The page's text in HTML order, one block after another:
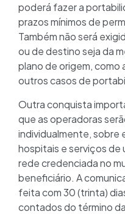
poderá fazer a
prazos mínimos de
Também não será
ou de destino seja da
plano de origem,
outros casos de
Outra conquista
que as operadoras
individualmente, sobre
hospitais e serviços de
rede credenciada no
beneficiário. A
feita com 30 (trinta)
contados do término